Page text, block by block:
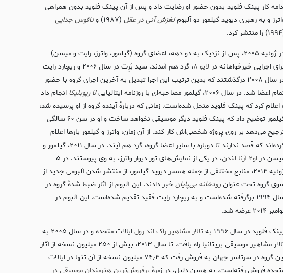
کار پینک فلوید بدون حضور او رضایت داد و پس از آن پینک فلوید بدون همراهی
و به رهبری دیوید گیلمور دو آلبوملغزش آنی در عقل (۱۹۸۷) و
ناقوس جدایی
کرد.
در ژوئیه ۲۰۰۵، پس از نزدیک به دو دهه، اعضای گروه (گیلمور، واترز، رایت و میسن)
اجرایی خیرخواهانه در لایو ۸
، گرد هم آمدند. سید بَرِت در سال ۲۰۰۶ و ریچارد رایت
در سال ۲۰۰۸ درگذشتند که بدین ترتیب این اجرا تبدیل به آخرین اجرای گروه با حضور
اعضا شد. در سال ۲۰۰۶، گیلمور مصاحبه‌ای با روزنامه ایتالیایی
لا رپوبلیکا انجام داد
اعلام کرد که پینک فلوید منحل شده‌است. زمانی که دربارهٔ آینده گروه از او پرسیده شد،
گیلمور توضیح داد که پینک فلوید دیگر موسیقی نخواهد ساخت و او در سن ۶۰ سالگی
می‌دهد بر روی پروژه شخصی‌اش کار کند. از آن زمان، واترز و گیلمور بارها اعلام
کرده‌اند که قصد ندارند تا دوباره با سایر اعضا گروه، گرد هم آیند. در سال ۲۰۱۱، گیلمور و
دراو۲ آرنا لندن
، در یکی از نمایش‌های تور دیوار واترز، به وی پیوستند. در ۵
ژوئیه ۲۰۱۴، منابع مختلفی از جمله همسر دیوید گیلمور، از منتشر شدن آلبومی جدید از
گروه تحت عنوانرودخانه بی‌پایان خبر دادند. این آلبوم از آثار ضبط شدهٔ گروه در
سال ۱۹۹۴ برگرفته شده‌است و به ریچارد رایت فقید تقدیم شده‌است. این آلبوم در
۲۰۱۴ عرضه شد.
فلوید در سال ۱۹۹۶ به
تالار مشاهیر راک اند رول
ایالات متحده و در سال ۲۰۰۵ به
تالار مشاهیر موسیقی بریتانیا راه یافت. تا سال ۲۰۱۳، بیش از ۲۵۰ میلیون نسخه از آثار
این گروه در سرتاسر جهان به فروش رفت که ۷۴٫۴ میلیون نسخه از آن تنها در ایالات